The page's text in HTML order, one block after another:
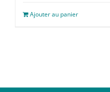
Ajouter au panier